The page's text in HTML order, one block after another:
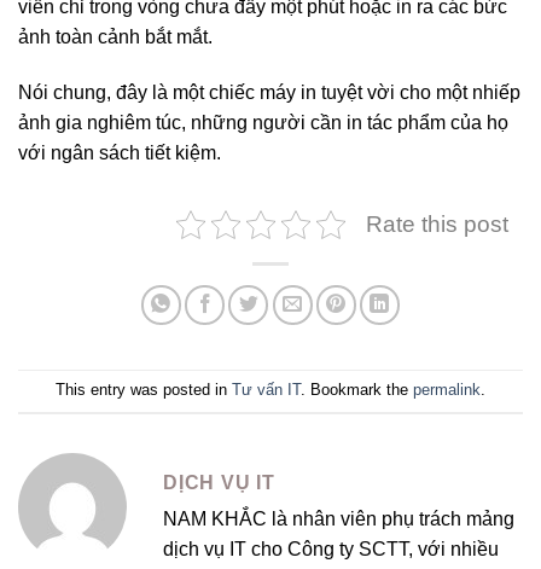
viền chỉ trong vòng chưa đầy một phút hoặc in ra các bức
ảnh toàn cảnh bắt mắt.
Nói chung, đây là một chiếc máy in tuyệt vời cho một nhiếp
ảnh gia nghiêm túc, những người cần in tác phẩm của họ
với ngân sách tiết kiệm.
Rate this post
This entry was posted in Tư vấn IT. Bookmark the permalink.
DỊCH VỤ IT
NAM KHẮC là nhân viên phụ trách mảng
dịch vụ IT cho Công ty SCTT, với nhiều